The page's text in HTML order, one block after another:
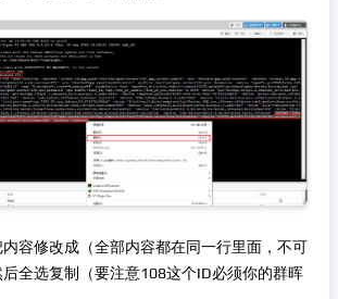
容修改成（全部内容都在同一行里面，不可
全选复制（要注意108这个ID必须你的群晖